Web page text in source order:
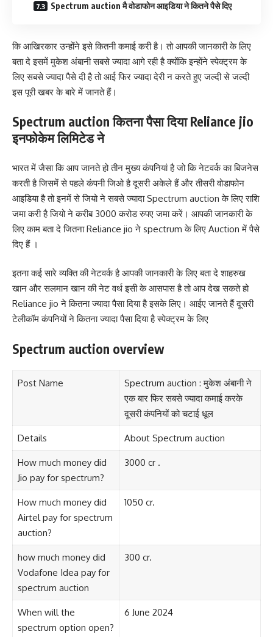
Spectrum auction मै वोडाफोन आइडिया ने कितने पैसे दिए
कि आखिरकार उन्होंने इसे कितनी कमाई करी है। तो आपकी जानकारी के लिए
बता दे इसमें मुकेश अंबानी सबसे ज्यादा आगे रही है क्योंकि इन्होंने स्पेक्ट्रम के
लिए सबसे ज्यादा पैसे दी है तो आई फिर ज्यादा देरी न करते हुए जल्दी से जल्दी
इस पूरी खबर के बारे में जानते हैं।
Spectrum auction कितना पैसा दिया Reliance jio
इनफोकेम लिमिटेड ने
भारत में जैसा कि आप जानते हो तीन मुख्य कंपनियां है जो कि नेटवर्क का बिजनेस
करती है जिसमें से पहले कंपनी जिओ है दूसरी अकेले हैं और तीसरी वोडाफोन
आइडिया है तो इनमें से जियो ने सबसे ज्यादा Spectrum auction के लिए राशि
जमा करी है जियो ने करीब 3000 करोड रुपए जमा करें। आपकी जानकारी के
लिए काम बता दे जितना Reliance jio ने spectrum के लिए Auction में पैसे
दिए हैं ।
इतना कई सारे व्यक्ति की नेटवर्क है आपकी जानकारी के लिए बता दे शाहरुख
खान और सलमान खान की नेट वर्थ इसी के आसपास है तो आप देख सकते हो
Reliance jio ने कितना ज्यादा पैसा दिया है इसके लिए। आईए जानते हैं दूसरी
टेलीकॉम कंपनियों ने कितना ज्यादा पैसा दिया है स्पेक्ट्रम के लिए
Spectrum auction overview
Post Name
Spectrum auction : मुकेश अंबानी ने
एक बार फिर सबसे ज्यादा कमाई करके
दूसरी कंपनियों को चटाई धूल
Details About Spectrum auction
How much money did
Jio pay for spectrum?
3000 cr .
How much money did
Airtel pay for spectrum
auction?
1050 cr.
how much money did
Vodafone Idea pay for
spectrum auction
300 cr.
When will the
spectrum option open?
6 June 2024